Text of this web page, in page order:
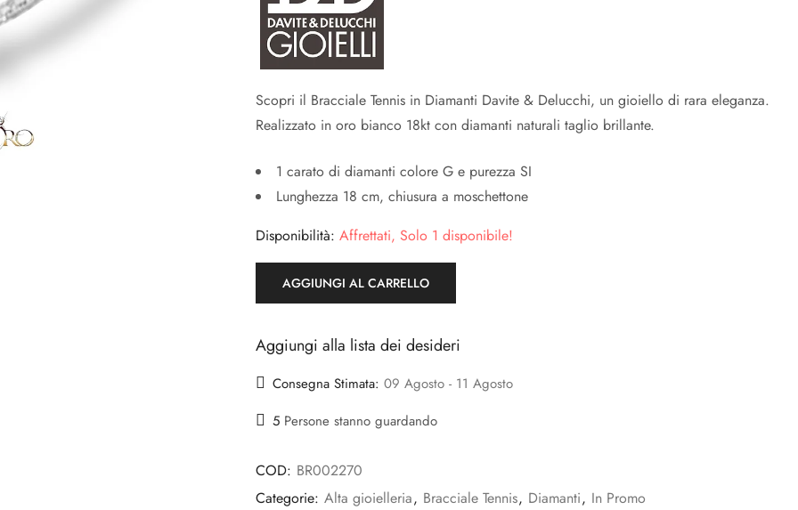
Scopri il Bracciale Tennis in Diamanti Davite & Delucchi, un gioiello di rara eleganza.
Realizzato in oro bianco 18kt con diamanti naturali taglio brillante.
1 carato di diamanti colore G e purezza SI
Lunghezza 18 cm, chiusura a moschettone
Disponibilità: Affrettati, Solo 1 disponibile!
AGGIUNGI AL CARRELLO
Aggiungi alla lista dei desideri
Consegna Stimata: 09 Agosto - 11 Agosto
5 Persone stanno guardando
COD: BR002270
Categorie: Alta gioielleria, Bracciale Tennis, Diamanti, In Promo